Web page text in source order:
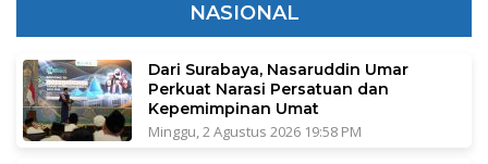
NASIONAL
Dari Surabaya, Nasaruddin Umar
Perkuat Narasi Persatuan dan
Kepemimpinan Umat
Minggu, 2 Agustus 2026 19:58 PM